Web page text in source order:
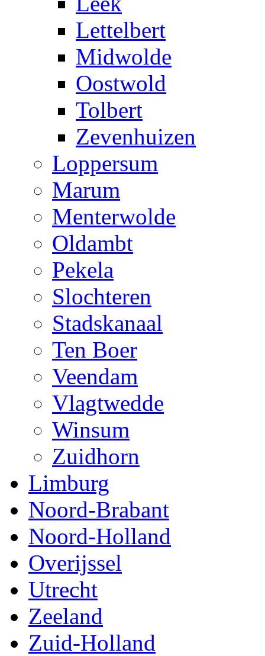
Lettelbert
Midwolde
Oostwold
Tolbert
Zevenhuizen
Loppersum
Marum
Menterwolde
Oldambt
Pekela
Slochteren
Stadskanaal
Ten Boer
Veendam
Vlagtwedde
Winsum
Zuidhorn
Limburg
Noord-Brabant
Noord-Holland
Overijssel
Utrecht
Zeeland
Zuid-Holland